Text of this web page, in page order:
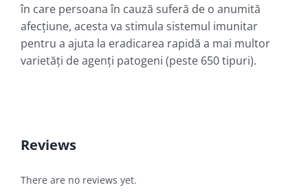
în care persoana în cauză suferă de o anumită
afecţiune, acesta va stimula sistemul imunitar
pentru a ajuta la eradicarea rapidă a mai multor
varietăți de agenți patogeni (peste 650 tipuri).
Reviews
There are no reviews yet.